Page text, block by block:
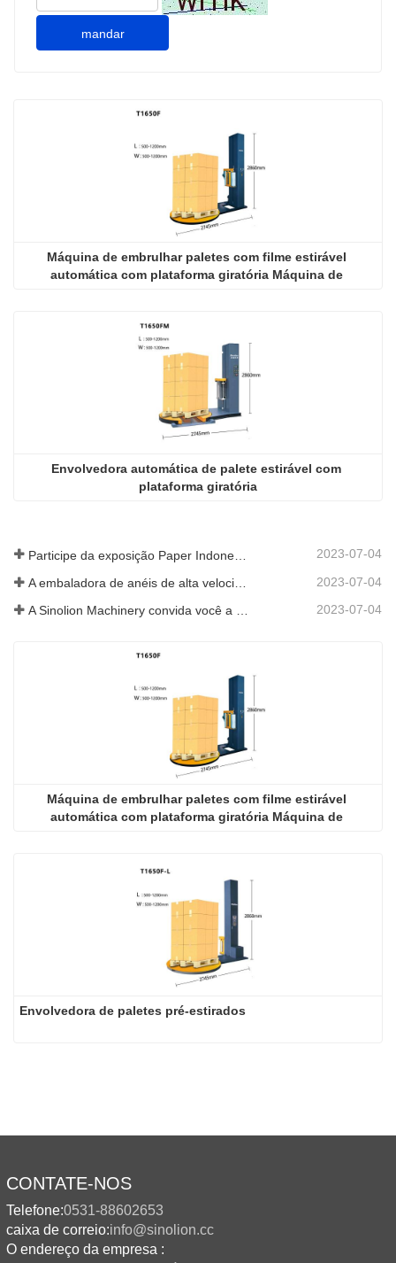
mandar
Máquina de embrulhar paletes com filme estirável
automática com plataforma giratória Máquina de
Envolvedora automática de palete estirável com
plataforma giratória
2023-07-04
2023-07-04
A Sinolion Machinery convida você a visitar a exposição[ProPak(China) 2023-07-04
Máquina de embrulhar paletes com filme estirável
automática com plataforma giratória Máquina de
Envolvedora de paletes pré-estirados
CONTATE-NOS
Telefone:0531-88602653
caixa de correio:info@sinolion.cc
O endereço da empresa :